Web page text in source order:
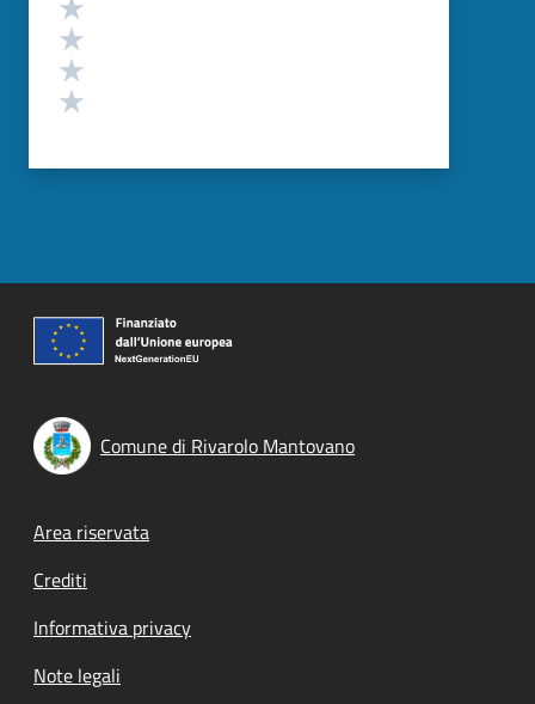
Comune di Rivarolo Mantovano
Footer menu
Area riservata
Crediti
Informativa privacy
Note legali